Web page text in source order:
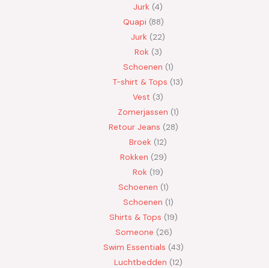
Jurk 4
Quapi 88
Jurk 22
Rok 3
Schoenen 1
T-shirt & Tops 13
Vest
3
Zomerjassen 1
Retour Jeans
28
Broek 12
Rokken
29
Rok 19
Schoenen 1
Schoenen 1
Shirts & Tops 19
Someone 26
Swim Essentials 43
Luchtbedden 12